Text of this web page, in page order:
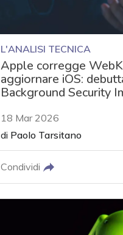
L'ANALISI TECNICA
Apple corregge
aggiornare iOS:
Background Security
18 Mar 2026
di Paolo Tarsitano
Condividi